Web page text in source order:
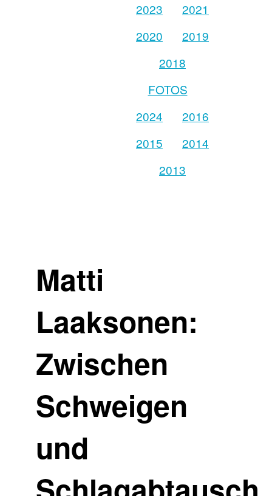
2023
2021
2020
2019
2018
FOTOS
2024
2016
2015
2014
2013
Matti
Laaksonen:
Zwischen
Schweigen
und